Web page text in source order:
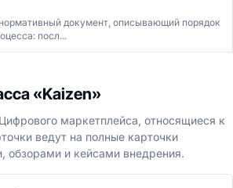
документ, описывающий порядок
посл...
«Kaizen»
маркетплейса, относящиеся к
ведут на полные карточки
обзорами и кейсами внедрения.